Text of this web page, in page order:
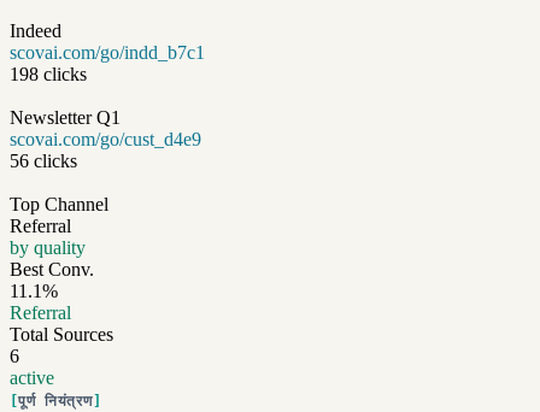
Indeed
scovai.com/go/indd_b7c1
198 clicks
Newsletter Q1
scovai.com/go/cust_d4e9
56 clicks
Top Channel
Referral
by quality
Best Conv.
11.1%
Referral
Total Sources
6
active
पूर्ण नियंत्रण